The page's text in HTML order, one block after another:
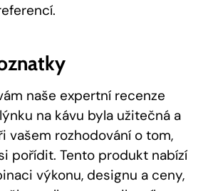
naše expertní recenze
‍na kávu byla užitečná a
‌vašem rozhodování ​o tom,
pořídit. Tento produkt nabízí
výkonu, designu a ceny,